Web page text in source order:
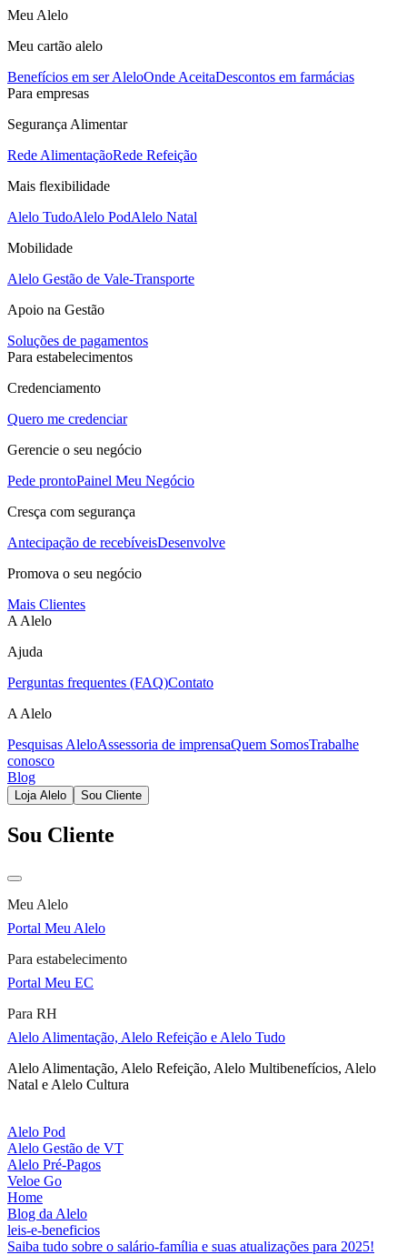
Meu Alelo
Meu cartão alelo
Benefícios em ser AleloOnde AceitaDescontos em farmácias
Para empresas
Segurança Alimentar
Rede AlimentaçãoRede Refeição
Mais flexibilidade
Alelo TudoAlelo PodAlelo Natal
Mobilidade
Alelo Gestão de Vale-Transporte
Apoio na Gestão
Soluções de pagamentos
Para estabelecimentos
Credenciamento
Quero me credenciar
Gerencie o seu negócio
Pede prontoPainel Meu Negócio
Cresça com segurança
Antecipação de recebíveisDesenvolve
Promova o seu negócio
Mais Clientes
A Alelo
Ajuda
Perguntas frequentes (FAQ)Contato
A Alelo
Pesquisas AleloAssessoria de imprensaQuem SomosTrabalhe
conosco
Blog
Loja Alelo Sou Cliente
Sou Cliente
Meu Alelo
Portal Meu Alelo
Para estabelecimento
Portal Meu EC
Para RH
Alelo Alimentação, Alelo Refeição e Alelo Tudo
Alelo Alimentação, Alelo Refeição, Alelo Multibenefícios, Alelo
Natal e Alelo Cultura
Alelo Pod
Alelo Gestão de VT
Alelo Pré-Pagos
Veloe Go
Home
Blog da Alelo
leis-e-beneficios
Saiba tudo sobre o salário-família e suas atualizações para 2025!